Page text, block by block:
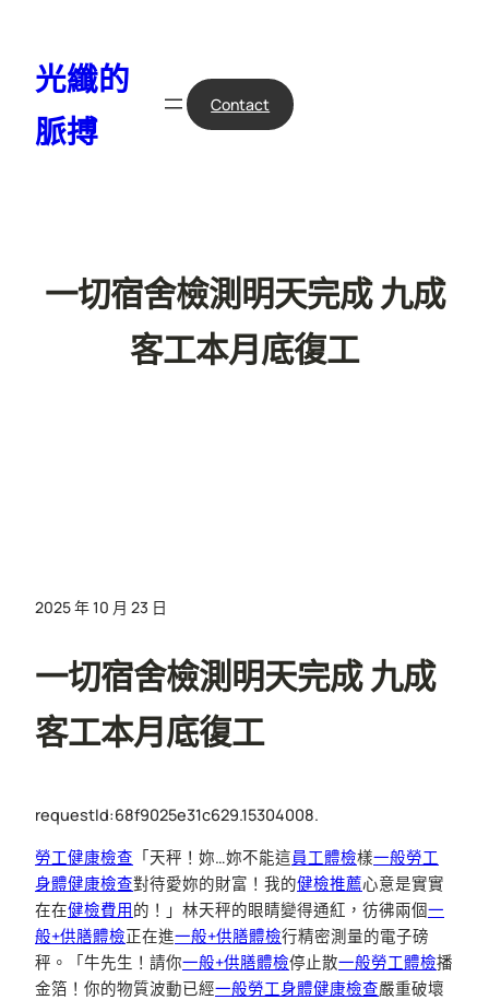
光纖的
脈搏
Contact
一切宿舍檢測明天完成 九成
客工本月底復工
2025 年 10 月 23 日
一切宿舍檢測明天完成 九成
客工本月底復工
requestId:68f9025e31c629.15304008.
勞工健康檢查 「天秤！妳…妳不能這員工體檢樣一般勞工
身體健康檢查對待愛妳的財富！我的健檢推薦心意是實實
在在健檢費用的！」林天秤的眼睛變得通紅，彷彿兩個一
般+供膳體檢正在進一般+供膳體檢行精密測量的電子磅
秤。「牛先生！請你一般+供膳體檢停止散一般勞工體檢播
金箔！你的物質波動已經一般勞工身體健康檢查嚴重破壞